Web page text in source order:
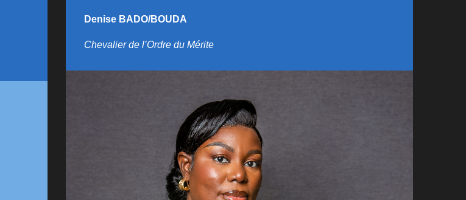
Denise BADO/BOUDA
Chevalier de l’Ordre du Mérite